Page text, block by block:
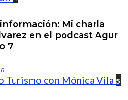
Mi charla
en el podcast Agur
7
5